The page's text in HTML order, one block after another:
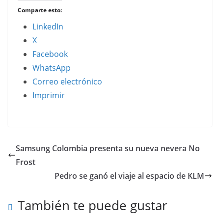
Comparte esto:
LinkedIn
X
Facebook
WhatsApp
Correo electrónico
Imprimir
Samsung Colombia presenta su nueva nevera No
Frost
Pedro se ganó el viaje al espacio de KLM
También te puede gustar